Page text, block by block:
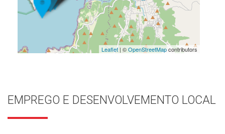
Leaflet| ©OpenStreetMapcontributors
EMPREGO E DESENVOLVEMENTO LOCAL